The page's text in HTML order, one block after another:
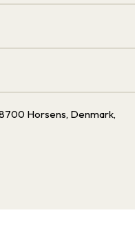
Horsens, Denmark,